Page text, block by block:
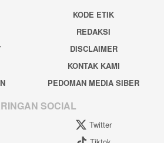
KODE ETIK
REDAKSI
DISCLAIMER
KONTAK KAMI
PEDOMAN MEDIA SIBER
SOCIAL
Twitter